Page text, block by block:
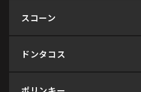
スコーン
ドンタコス